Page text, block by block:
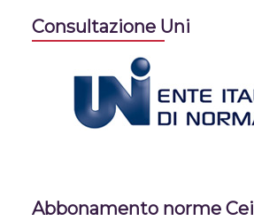
Consultazione Uni
Abbonamento norme Cei